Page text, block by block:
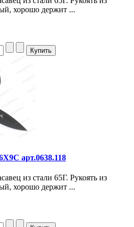
хорошо держит ...
арт.0638.118
из стали 65Г. Рукоять из
хорошо держит ...